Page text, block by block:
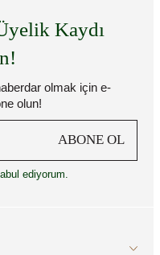
Kaydı
olmak için e-
olun!
ABONE OL
ediyorum.